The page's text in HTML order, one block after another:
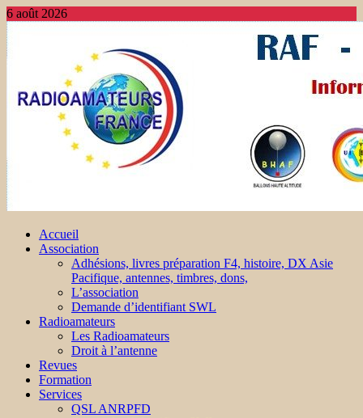
6 août 2026
Accueil
Association
Adhésions, livres préparation F4, histoire, DX Asie
Pacifique, antennes, timbres, dons,
L’association
Demande d’identifiant SWL
Radioamateurs
Les Radioamateurs
Droit à l’antenne
Revues
Formation
Services
QSL ANRPFD